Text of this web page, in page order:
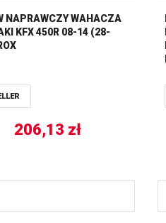
NAPRAWCZY WAHACZA
KFX 450R 08-14 (28-
206,13 zł